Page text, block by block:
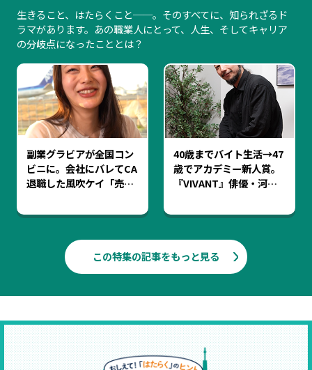
生きること、はたらくこと──。そのすべてに、知られざるド
ラマがあります。あの職業人にとって、人生、そしてキャリア
の分岐点になったこととは？
副業グラビアが全国コン
ビニに。会社にバレてCA
退職した風吹ケイ「売れ
40歳までバイト生活→47
歳でアカデミー新人賞。
『VIVANT』俳優・河内
ゃない」と語る理由
この特集の記事をもっと見る